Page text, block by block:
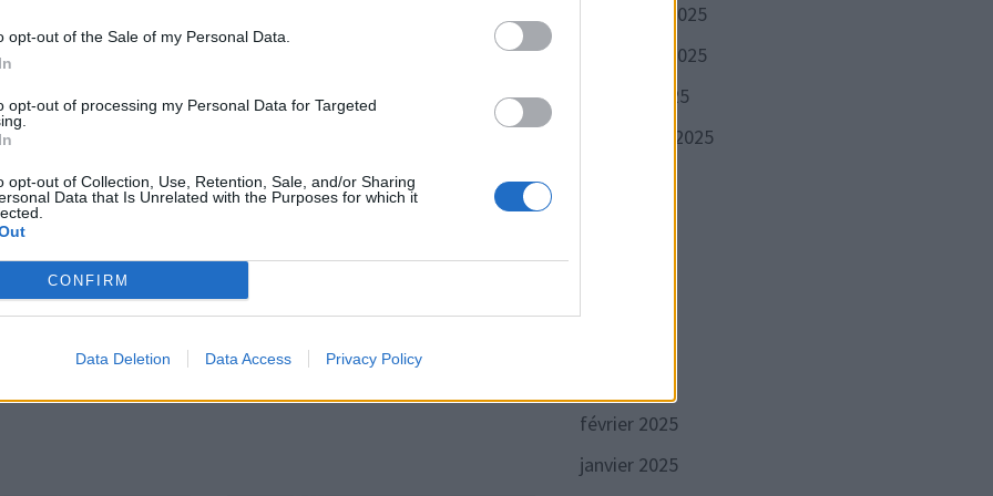
opt-out of the Sale of my Personal Data.
opt-out of processing my Personal Data for Targeted
opt-out of Collection, Use, Retention, Sale, and/or Sharing
Data that Is Unrelated with the Purposes for which it
CONFIRM
Data Deletion Data Access Privacy Policy
PUBLICATION SUIVANTE
Publication
d’urgence après des tirs : les impressionnantes
images
→
décembre 2025
novembre 2025
octobre 2025
septembre 2025
février 2025
janvier 2025